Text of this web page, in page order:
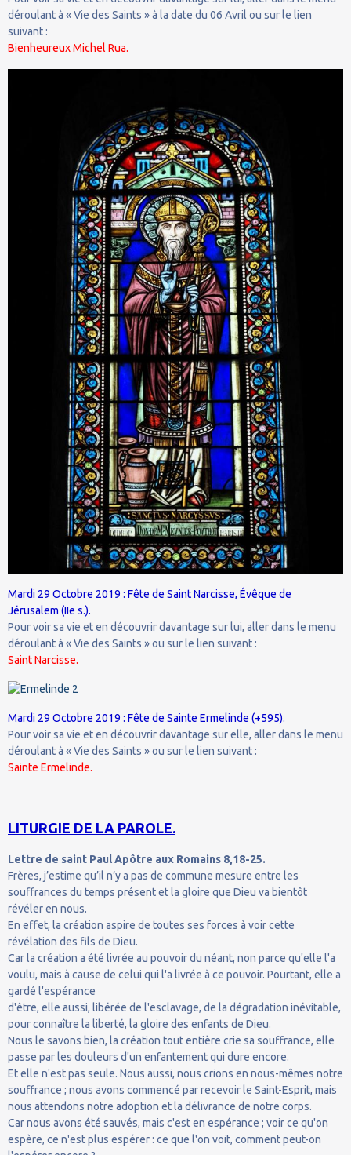
déroulant à « Vie des Saints » à la date du 06 Avril ou sur le lien
suivant :
Bienheureux Michel Rua.
Mardi 29 Octobre 2019 : Fête de Saint Narcisse, Évêque de
Jérusalem (IIe s.).
Pour voir sa vie et en découvrir davantage sur lui, aller dans le menu
déroulant à « Vie des Saints » ou sur le lien suivant :
Saint Narcisse.
Mardi 29 Octobre 2019 : Fête de Sainte Ermelinde (+595).
Pour voir sa vie et en découvrir davantage sur elle, aller dans le menu
déroulant à « Vie des Saints » ou sur le lien suivant :
Sainte Ermelinde.
LITURGIE DE LA PAROLE.
Lettre de saint Paul Apôtre aux Romains 8,18-25.
Frères, j’estime qu’il n’y a pas de commune mesure entre les
souffrances du temps présent et la gloire que Dieu va bientôt
révéler en nous.
En effet, la création aspire de toutes ses forces à voir cette
révélation des fils de Dieu.
Car la création a été livrée au pouvoir du néant, non parce qu'elle l'a
voulu, mais à cause de celui qui l'a livrée à ce pouvoir. Pourtant, elle a
gardé l'espérance
d'être, elle aussi, libérée de l'esclavage, de la dégradation inévitable,
pour connaître la liberté, la gloire des enfants de Dieu.
Nous le savons bien, la création tout entière crie sa souffrance, elle
passe par les douleurs d'un enfantement qui dure encore.
Et elle n'est pas seule. Nous aussi, nous crions en nous-mêmes notre
souffrance ; nous avons commencé par recevoir le Saint-Esprit, mais
nous attendons notre adoption et la délivrance de notre corps.
Car nous avons été sauvés, mais c'est en espérance ; voir ce qu'on
espère, ce n'est plus espérer : ce que l'on voit, comment peut-on